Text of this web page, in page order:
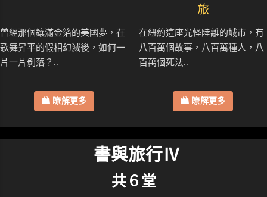
曾經那個鑲滿金箔的美國夢，在
歌舞昇平的假相幻滅後，如何一
片一片剝落？..
瞭解更多
旅
在紐約這座光怪陸離的城市，有
八百萬個故事，八百萬種人，八
百萬個死法..
瞭解更多
書與旅行Ⅳ
共６堂